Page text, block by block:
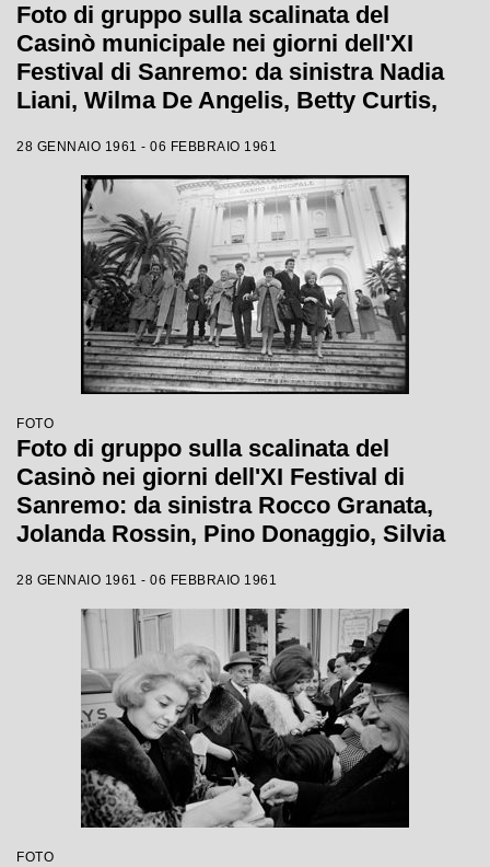
Foto di gruppo sulla scalinata del
Casinò municipale nei giorni dell'XI
Festival di Sanremo: da sinistra Nadia
Liani, Wilma De Angelis, Betty Curtis,
Mazzetti
28 GENNAIO 1961 - 06 FEBBRAIO 1961
FOTO
Foto di gruppo sulla scalinata del
Casinò nei giorni dell'XI Festival di
Sanremo: da sinistra Rocco Granata,
Jolanda Rossin, Pino Donaggio, Silvia
Renis e Betty Curtis
28 GENNAIO 1961 - 06 FEBBRAIO 1961
FOTO